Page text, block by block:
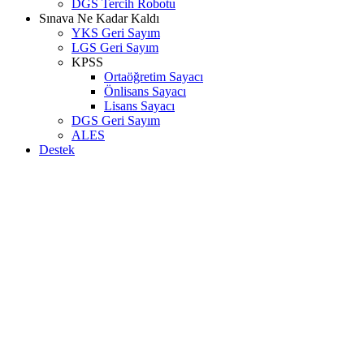
DGS Tercih Robotu
Sınava Ne Kadar Kaldı
YKS Geri Sayım
LGS Geri Sayım
KPSS
Ortaöğretim Sayacı
Önlisans Sayacı
Lisans Sayacı
DGS Geri Sayım
ALES
Destek